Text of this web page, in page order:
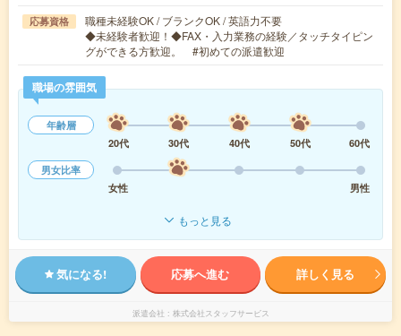
応募資格
職種未経験OK / ブランクOK / 英語力不要
◆未経験者歓迎！◆FAX・入力業務の経験／タッチタイピン
グができる方歓迎。 #初めての派遣歓迎
職場の雰囲気
年齢層
20代
30代 40代 50代
60代
男女比率
女性
男性
もっと見る
気になる! 応募へ進む 詳しく見る
派遣会社 株式会社スタッフサービス